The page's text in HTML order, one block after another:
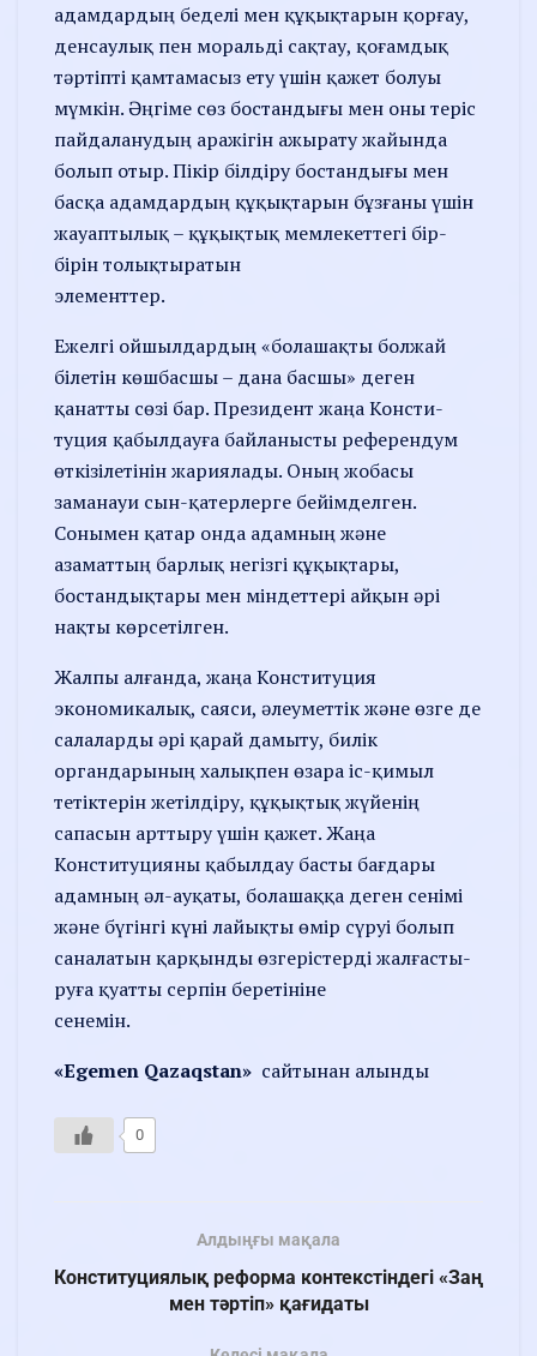
адамдардың беделі мен құқық­тарын қорғау,
денсаулық пен мораль­ді сақтау, қоғам­дық
тәртіпті қамта­масыз ету үшін қажет болуы
мүм­кін. Әңгіме сөз бостандығы мен оны теріс
пайдаланудың ара­жігін ажырату жайында
болып отыр. Пікір білдіру бостан­­ды­ғы мен
басқа адамдардың құқық­тарын бұзғаны үшін
жауап­тылық – құқықтық мем­лекет­тегі бір-
бірін толықтыратын
элементтер.
Ежелгі ойшылдардың «бола­шақты болжай
білетін көшбас­шы – дана басшы» деген
қанатты сөзі бар. Президент жаңа Консти­
туция қабылдауға байланысты референдум
өткізілетінін жария­лады. Оның жобасы
заманауи сын-қатерлерге бейімделген.
Сонымен қатар онда адамның және
азаматтың барлық негізгі құқықтары,
бостандықтары мен міндеттері айқын әрі
нақты көрсетілген.
Жалпы алғанда, жаңа Конс­ти­т­уция
экономикалық, саяси, әлеуметтік және өзге де
салаларды әрі қарай дамыту, билік
органдарының халықпен өзара іс-қимыл
тетіктерін жетіл­діру, құқықтық жүйенің
сапасын арттыру үшін қажет. Жаңа
Конституцияны қабылдау бас­ты бағдары
адамның әл-ауқа­ты, болашаққа деген сенімі
және бүгінгі күні лайықты өмір сүруі болып
саналатын қар­­қын­ды өзгерістерді жалғасты­
ру­ға қуатты серпін беретініне
сенемін.
«Egemen Qazaqstan» сайтынан алынды
0
Алдыңғы мақала
Конституциялық реформа контекстіндегі «Заң
мен тәртіп» қағидаты